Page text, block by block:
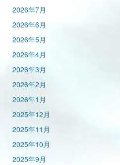
2026年7月
2026年6月
2026年5月
2026年4月
2026年3月
2026年2月
2026年1月
2025年12月
2025年11月
2025年10月
2025年9月